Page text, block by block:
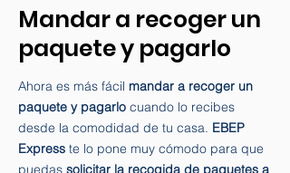
Mandar a recoger un
paquete y pagarlo
Ahora es más fácilmandar a recoger un
paquete y pagarlo cuando lo recibes
desde la comodidad de tu casa.EBEP